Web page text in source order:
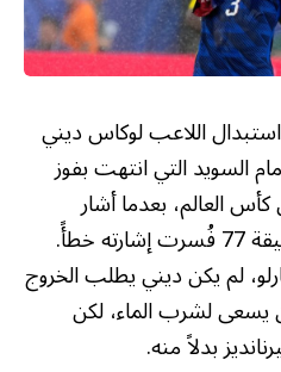
اللاعب لوكاس ديني
السويد التي انتهت بفوز
3-0 في دور الـ32 من كأس العالم، بعدما أشار
اللاعب للجهاز الفني في الدقيقة 77 فُسرت إشارته خطأً.
لم يكن ديني يطلب الخروج
لشرب الماء، لكن
بدلاً منه.